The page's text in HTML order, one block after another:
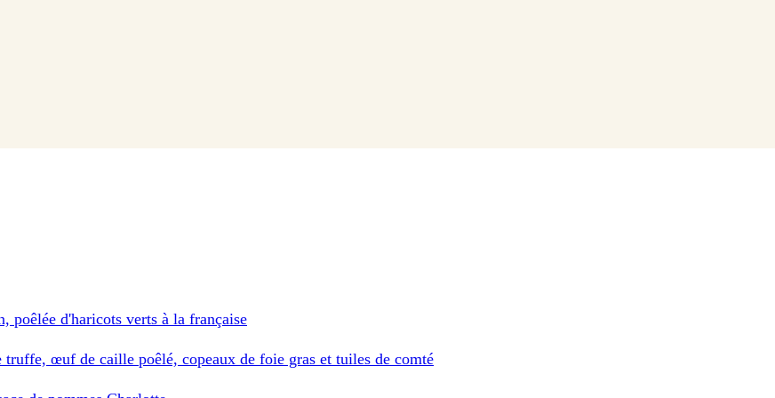
poêlée d'haricots verts à la française
truffe, œuf de caille poêlé, copeaux de foie gras et tuiles de comté